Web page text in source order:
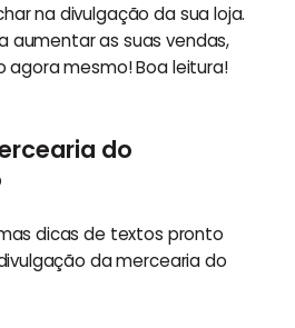
na divulgação da sua loja.
aumentar as suas vendas,
agora mesmo! Boa leitura!
do
dicas de textos pronto
da mercearia do